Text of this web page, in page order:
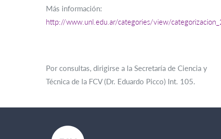
Más información:
http://www.unl.edu.ar/categories/view/
Por consultas, dirigirse a la Secretaría de Ciencia y
Técnica de la FCV (Dr. Eduardo Picco) Int. 105.